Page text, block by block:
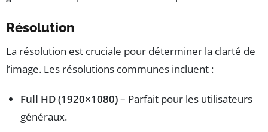
Résolution
La résolution est cruciale pour déterminer la clarté de
l’image. Les résolutions communes incluent :
Full HD (1920×1080)– Parfait pour les utilisateurs
généraux.